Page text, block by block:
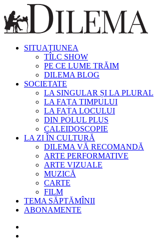
SITUAȚIUNEA
TÎLC SHOW
PE CE LUME TRĂIM
DILEMA BLOG
SOCIETATE
LA SINGULAR ȘI LA PLURAL
LA FAȚA TIMPULUI
LA FAȚA LOCULUI
DIN POLUL PLUS
CALEIDOSCOPIE
LA ZI ÎN CULTURĂ
DILEMA VĂ RECOMANDĂ
ARTE PERFORMATIVE
ARTE VIZUALE
MUZICĂ
CARTE
FILM
TEMA SĂPTĂMÎNII
ABONAMENTE